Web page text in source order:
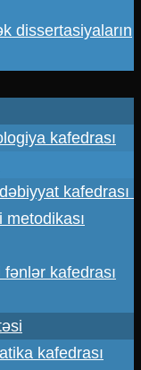
dissertasiyaların
kafedrası
kafedrası
kafedrası
kafedrası